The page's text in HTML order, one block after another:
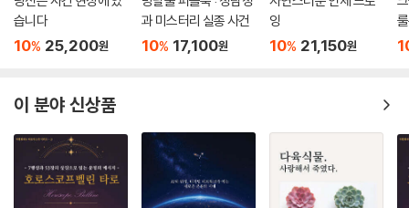
연회마다 잊지 못할 플로럴 순간을 만들어 냈다.”
습니다
10% 25,200원
과 미스터리 실종 사건
10% 17,100원
잉
10% 21,150원
이 분야 신상품